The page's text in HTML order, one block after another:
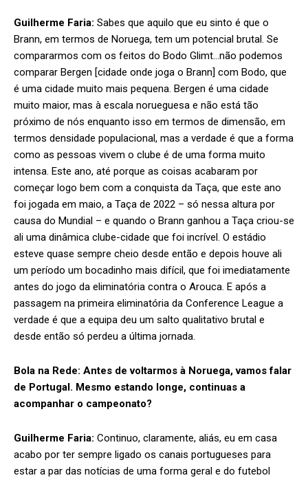
Guilherme Faria: Sabes que aquilo que eu sinto é que o
Brann, em termos de Noruega, tem um potencial brutal. Se
compararmos com os feitos do Bodo Glimt…não podemos
comparar Bergen [cidade onde joga o Brann] com Bodo, que
é uma cidade muito mais pequena. Bergen é uma cidade
muito maior, mas à escala norueguesa e não está tão
próximo de nós enquanto isso em termos de dimensão, em
termos densidade populacional, mas a verdade é que a forma
como as pessoas vivem o clube é de uma forma muito
intensa. Este ano, até porque as coisas acabaram por
começar logo bem com a conquista da Taça, que este ano
foi jogada em maio, a Taça de 2022 – só nessa altura por
causa do Mundial – e quando o Brann ganhou a Taça criou-se
ali uma dinâmica clube-cidade que foi incrível. O estádio
esteve quase sempre cheio desde então e depois houve ali
um período um bocadinho mais difícil, que foi imediatamente
antes do jogo da eliminatória contra o Arouca. E após a
passagem na primeira eliminatória da Conference League a
verdade é que a equipa deu um salto qualitativo brutal e
desde então só perdeu a última jornada.
Bola na Rede: Antes de voltarmos à Noruega, vamos falar
de Portugal. Mesmo estando longe, continuas a
acompanhar o campeonato?
Guilherme Faria: Continuo, claramente, aliás, eu em casa
acabo por ter sempre ligado os canais portugueses para
estar a par das notícias de uma forma geral e do futebol